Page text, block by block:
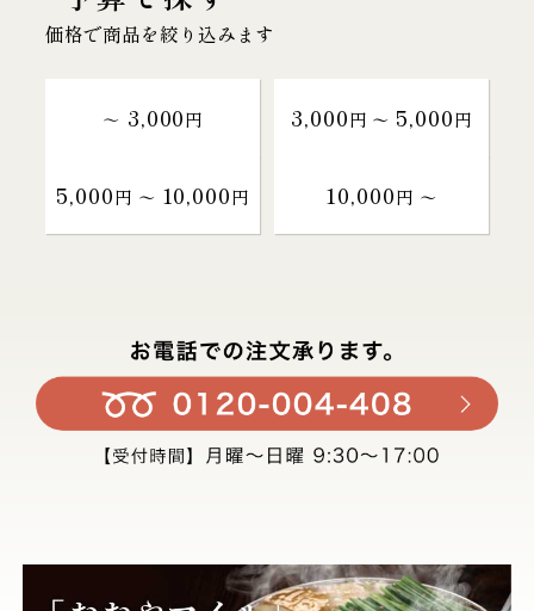
価格で商品を絞り込みます
～ 3,000円 3,000円 〜 5,000円
5,000円 〜 10,000円 10,000円 〜